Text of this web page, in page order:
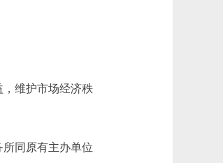
维护市场经济秩
同原有主办单位